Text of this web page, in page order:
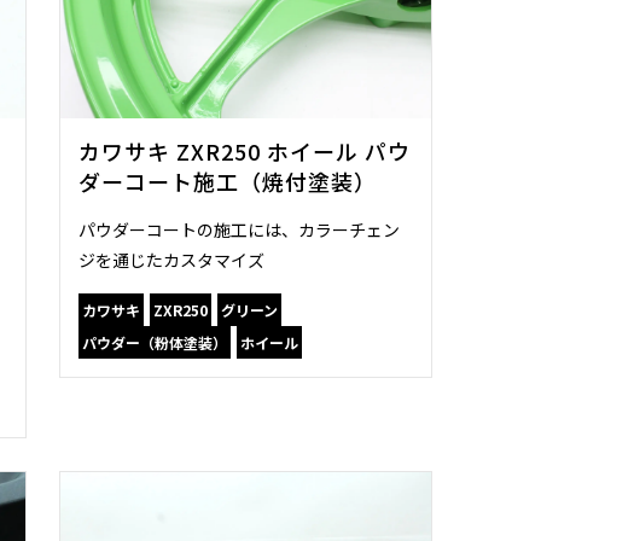
カワサキ ZXR250 ホイール パウ
ダーコート施工（焼付塗装）
パウダーコートの施工には、カラーチェン
ジを通じたカスタマイズ
カワサキ ZXR250
グリーン
パウダー（粉体塗装）
ホイール